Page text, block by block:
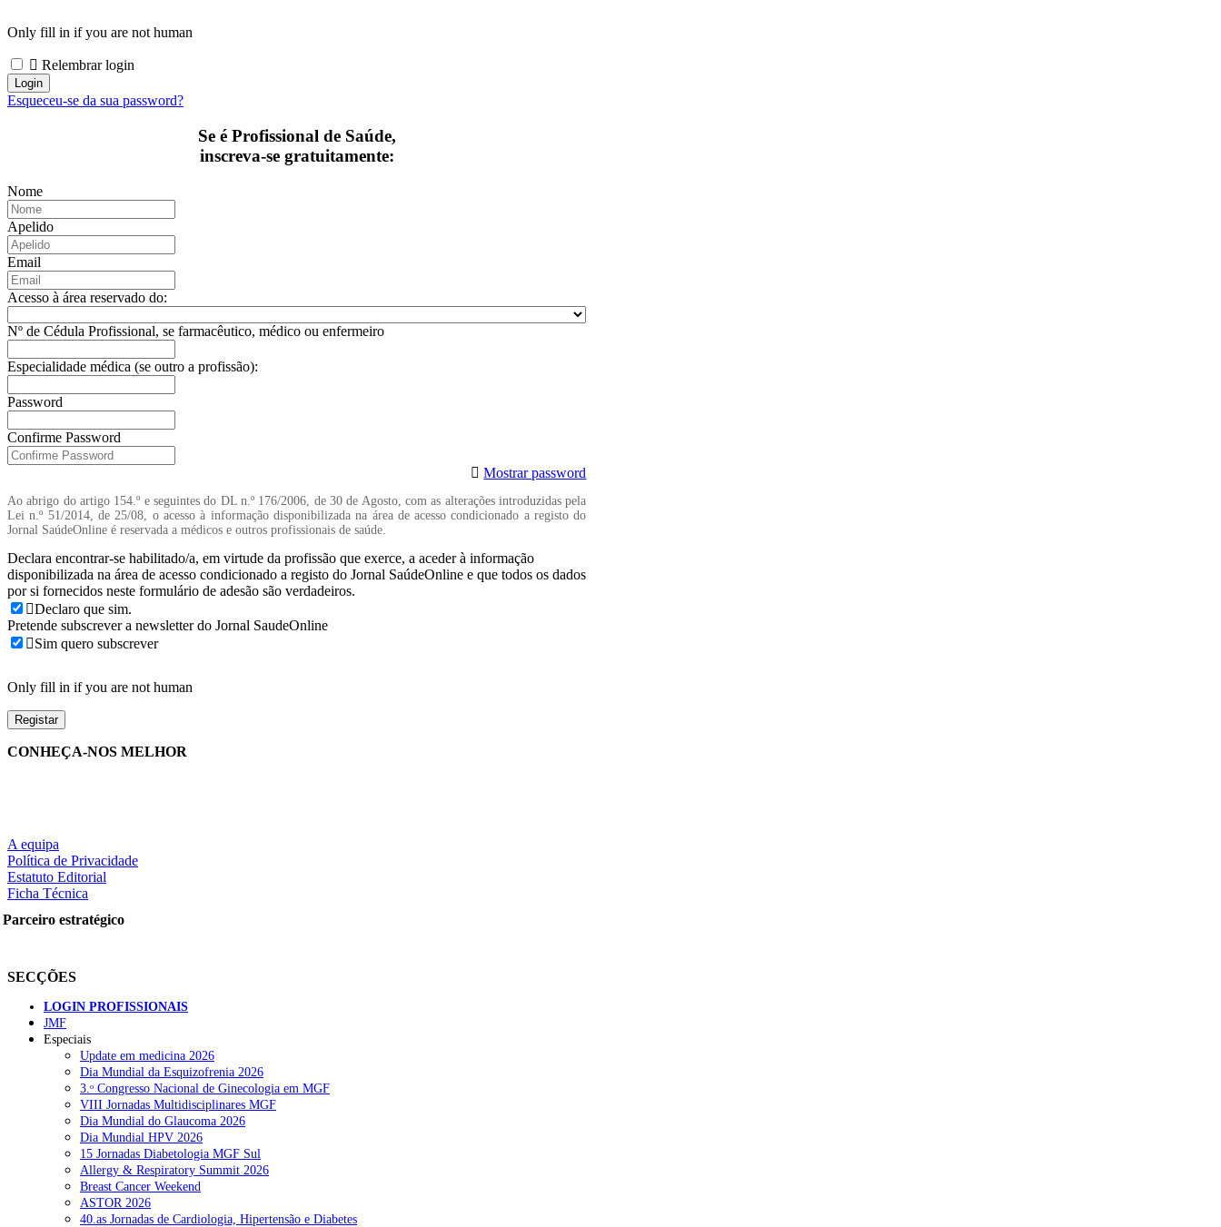
Only fill in if you are not human
Relembrar login
Esqueceu-se da sua password?
Se é Profissional de Saúde,
inscreva-se gratuitamente:
Nome
Apelido
Email
Acesso à área reservado do:
Nº de Cédula Profissional, se farmacêutico, médico ou enfermeiro
Especialidade médica (se outro a profissão):
Password
Confirme Password
Mostrar password
Ao abrigo do artigo 154.º e seguintes do DL n.º 176/2006, de 30 de Agosto, com as alterações introduzidas pela
Lei n.º 51/2014, de 25/08, o acesso à informação disponibilizada na área de acesso condicionado a registo do
Jornal SaúdeOnline é reservada a médicos e outros profissionais de saúde.
Declara encontrar-se habilitado/a, em virtude da profissão que exerce, a aceder à informação
disponibilizada na área de acesso condicionado a registo do Jornal SaúdeOnline e que todos os dados
por si fornecidos neste formulário de adesão são verdadeiros.
Declaro que sim.
Pretende subscrever a newsletter do Jornal SaudeOnline
Sim quero subscrever
Only fill in if you are not human
CONHEÇA-NOS MELHOR
A equipa
Política de Privacidade
Estatuto Editorial
Ficha Técnica
Parceiro estratégico
SECÇÕES
LOGIN PROFISSIONAIS
JMF
Especiais
Update em medicina 2026
Dia Mundial da Esquizofrenia 2026
3.ᵒ Congresso Nacional de Ginecologia em MGF
VIII Jornadas Multidisciplinares MGF
Dia Mundial do Glaucoma 2026
Dia Mundial HPV 2026
15 Jornadas Diabetologia MGF Sul
Allergy & Respiratory Summit 2026
Breast Cancer Weekend
ASTOR 2026
40.as Jornadas de Cardiologia, Hipertensão e Diabetes